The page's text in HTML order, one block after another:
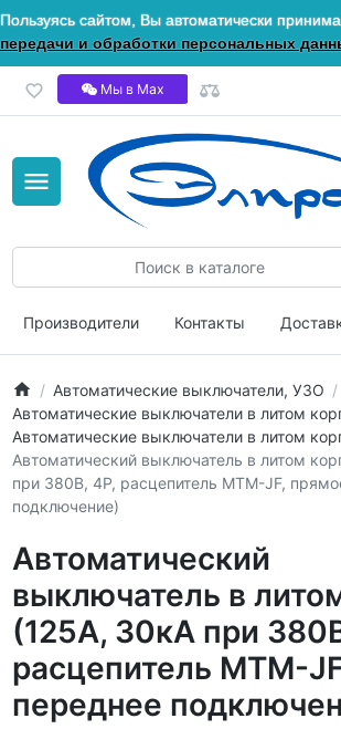
Пользуясь сайтом, Вы автоматически
передачи и обработки персональных
Мы в Мах
Производители Контакты
Автоматические выключатели, УЗО
Автоматические выключатели в литом
Автоматические выключатели в литом
Автоматический выключатель в литом
при 380В, 4P, расцепитель MTM-JF,
подключение)
Автоматический
выключатель в
(125А, 30кА при
расцепитель MTM-
переднее